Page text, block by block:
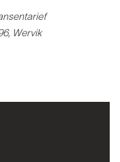
Wervik